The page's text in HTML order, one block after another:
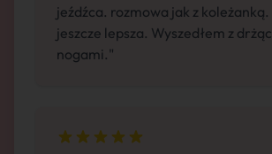
jeźdźca. rozmowa jak z koleżanką.
jeszcze lepsza. Wyszedłem z
nogami."